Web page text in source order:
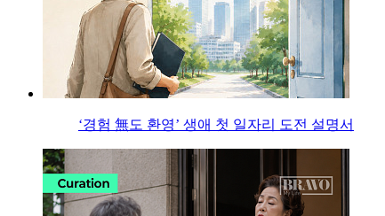
‘경험 無도 환영’ 생애 첫 일자리 도전 설명서